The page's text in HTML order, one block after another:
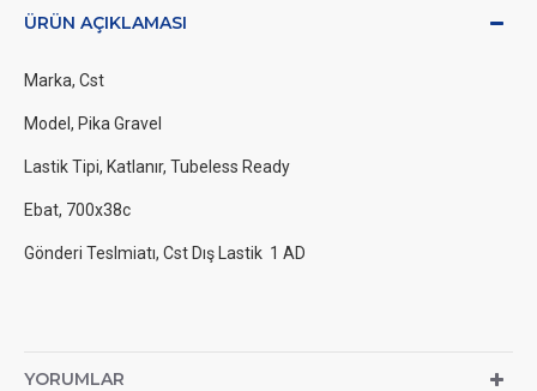
ÜRÜN AÇIKLAMASI
Marka, Cst
Model, Pika Gravel
Lastik Tipi, Katlanır, Tubeless Ready
Ebat, 700x38c
Gönderi Teslmiatı, Cst Dış Lastik 1 AD
YORUMLAR